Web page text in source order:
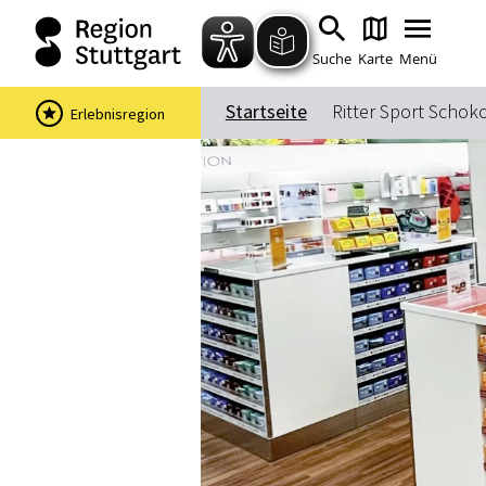
Suche Karte Menü
Startseite Ritter Sport
Erlebnisregion